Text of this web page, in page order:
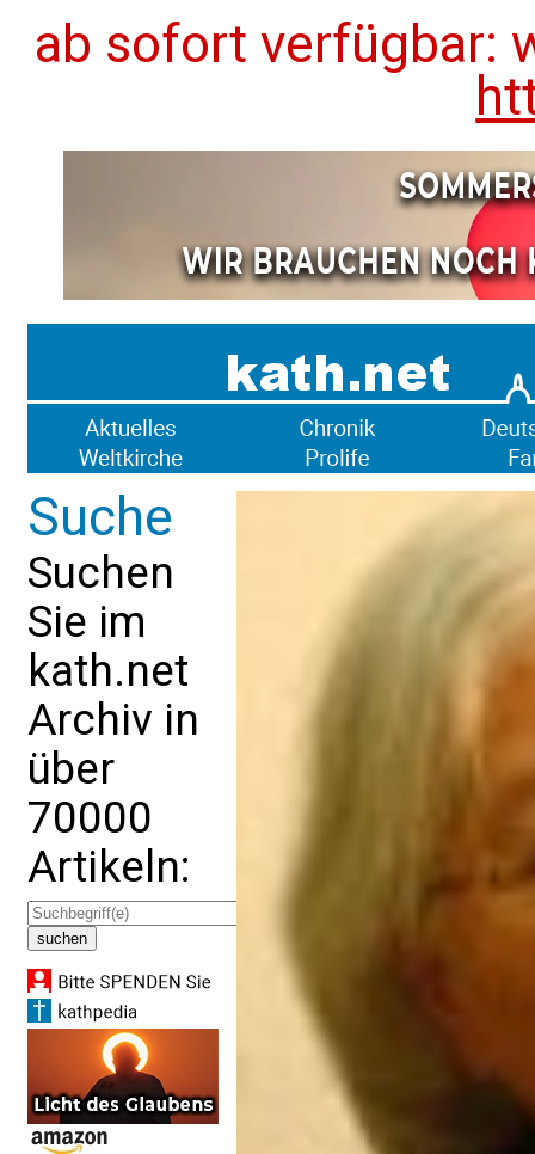
ab sofort verfügbar:
Suche
Suchen
Sie im
kath.net
Archiv in
über
70000
Artikeln: